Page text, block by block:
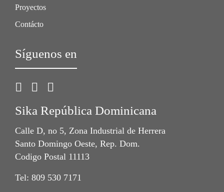
Proyectos
Contácto
Síguenos en
Sika República Dominicana
Calle D, no 5, Zona Industrial de Herrera
Santo Domingo Oeste, Rep. Dom.
Codigo Postal 11113
Tel: 809 530 7171